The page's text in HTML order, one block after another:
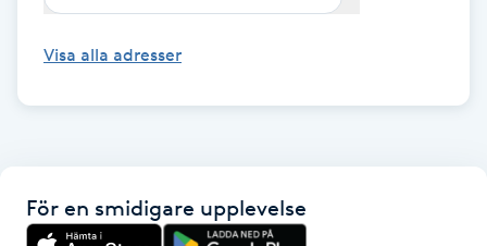
HIFU
Hollywood Peel
Hot yoga
Visa alla adresser
För en smidigare upplevelse